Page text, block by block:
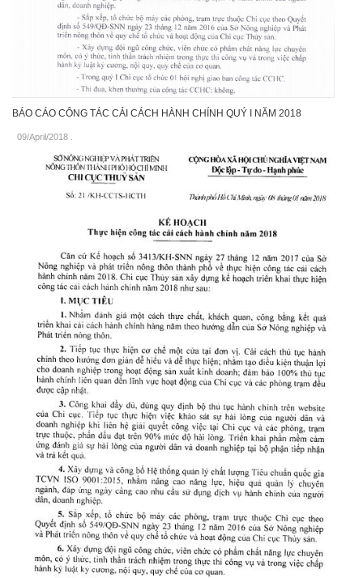
BÁO CÁO CÔNG TÁC CẢI CÁCH HÀNH CHÍNH QUÝ I NĂM 2018
09/April/2018